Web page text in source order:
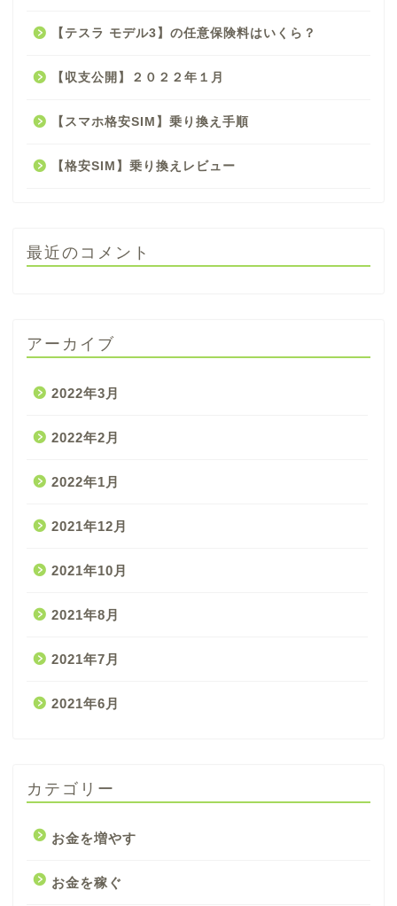
【テスラ モデル3】の任意保険料はいくら？
【収支公開】２０２２年１月
【スマホ格安SIM】乗り換え手順
【格安SIM】乗り換えレビュー
最近のコメント
アーカイブ
2022年3月
2022年2月
2022年1月
2021年12月
2021年10月
2021年8月
2021年7月
2021年6月
カテゴリー
お金を増やす
お金を稼ぐ